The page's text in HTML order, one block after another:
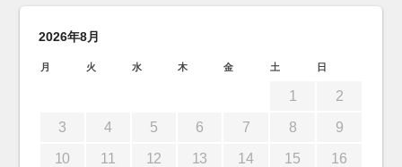
2026年8月
月 火 水 木 金 土 日
1 2
3 4 5 6 7 8 9
10 11 12 13 14 15 16